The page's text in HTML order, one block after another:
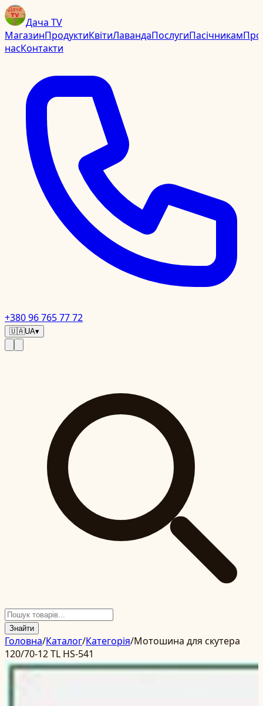
Дача TV
МагазинПродуктиКвітиЛавандаПослугиПасічникамПро
насКонтакти
+380 96 765 77 72
🇺🇦UA▾
Знайти
Головна/Каталог/Категорія/Мотошина для скутера
120/70-12 TL HS-541